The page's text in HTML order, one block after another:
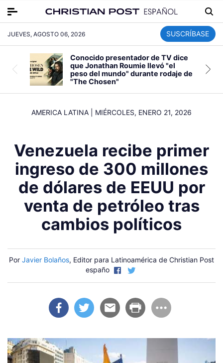
JUEVES, AGOSTO 06, 2026 SUSCRÍBASE
Conocido presentador de TV dice
que Jonathan Roumie llevó "el
peso del mundo" durante rodaje de
"The Chosen"
AMERICA LATINA MIÉRCOLES, ENERO 21, 2026
Venezuela recibe primer
ingreso de 300 millones
de dólares de EEUU por
venta de petróleo tras
cambios políticos
Por Javier Bolaños, Editor para Latinoamérica de Christian Post
españo